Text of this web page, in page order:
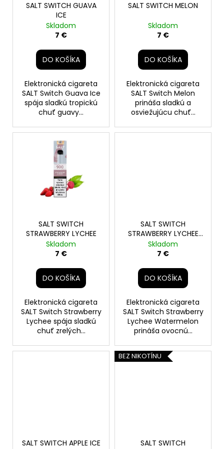
SALT SWITCH GUAVA
ICE
Skladom
7 €
DO KOŠÍKA
Elektronická cigareta
SALT Switch Guava Ice
spája sladkú tropickú
chuť guavy...
SALT SWITCH MELON
Skladom
7 €
DO KOŠÍKA
Elektronická cigareta
SALT Switch Melon
prináša sladkú a
osviežujúcu chuť...
SALT SWITCH
STRAWBERRY LYCHEE
Skladom
7 €
DO KOŠÍKA
Elektronická cigareta
SALT Switch Strawberry
Lychee spája sladkú
chuť zrelých...
SALT SWITCH
STRAWBERRY LYCHEE
WATERMELON
Skladom
7 €
DO KOŠÍKA
Elektronická cigareta
SALT Switch Strawberry
Lychee Watermelon
prináša ovocnú...
SALT SWITCH APPLE ICE
BEZ NIKOTÍNU
SALT SWITCH
BLUEBERRY
5,49
Pôvodne:
€